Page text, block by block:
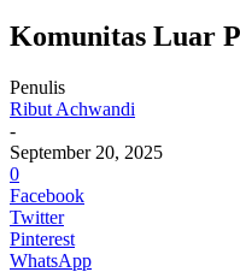
Komunitas Luar
Penulis
Ribut Achwandi
-
September 20, 2025
0
Facebook
Twitter
Pinterest
WhatsApp